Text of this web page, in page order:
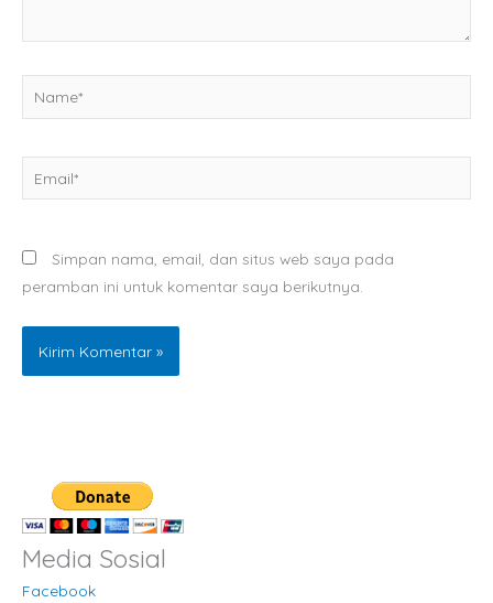
Simpan nama, email, dan situs web saya pada
peramban ini untuk komentar saya berikutnya.
Media Sosial
Facebook